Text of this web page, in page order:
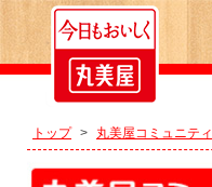
トップ > 丸美屋コミュニティ